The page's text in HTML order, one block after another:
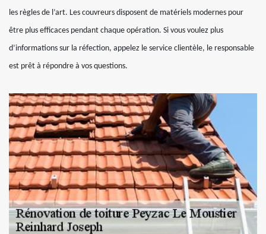
les règles de l’art. Les couvreurs disposent de matériels modernes pour
être plus efficaces pendant chaque opération. Si vous voulez plus
d’informations sur la réfection, appelez le service clientèle, le responsable
est prêt à répondre à vos questions.